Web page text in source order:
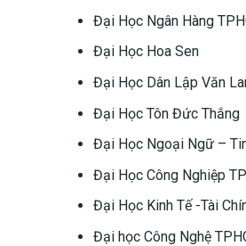
Đại Học Ngân Hàng
Đại Học Hoa Sen
Đại Học Dân Lập Văn
Đại Học Tôn Đức Thắng
Đại Học Ngoại Ngữ –
Đại Học Công Nghiệp
Đại Học Kinh Tế -Tài
Đại học Công Nghệ